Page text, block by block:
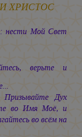
ХРИСТОС
нести Мой Свет
верьте и
Дух
во Имя Моё, и
во всём на